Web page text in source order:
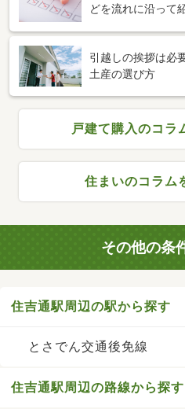
どを流れに沿って
引越しの挨拶は必
土産の選び方
戸建て購入のコラ
住まいのコラム
その他の条
住吉通駅周辺の駅から探す
とさでん交通後免線
住吉通駅周辺の路線から探す